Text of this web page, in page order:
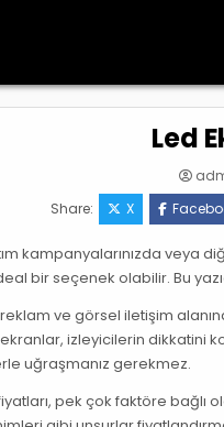
Led
Share:
X
kampanyalarınızda veya
bir seçenek olabilir. Bu
ve görsel iletişim
izleyicilerin dikkatini
uğraşmanız gerekmez.
pek çok faktöre bağlı